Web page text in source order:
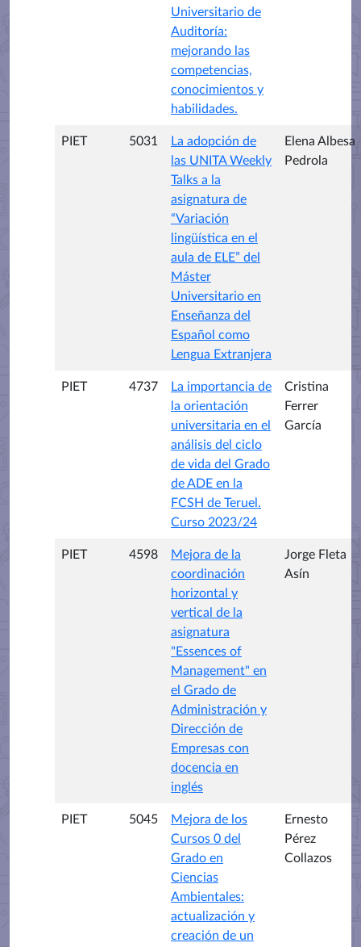
Universitario de
Auditoría:
mejorando las
competencias,
conocimientos y
habilidades.
PIET 5031
La adopción de
las UNITA Weekly
Talks a la
asignatura de
“Variación
lingüística en el
aula de ELE” del
Máster
Universitario en
Enseñanza del
Español como
Lengua Extranjera
Elena Albesa
Pedrola
PIET 4737
La importancia de
la orientación
universitaria en el
análisis del ciclo
de vida del Grado
de ADE en la
FCSH de Teruel.
Curso 2023/24
Cristina
Ferrer
García
PIET 4598
Mejora de la
coordinación
horizontal y
vertical de la
asignatura
"Essences of
Management" en
el Grado de
Administración y
Dirección de
Empresas con
docencia en
inglés
Jorge Fleta
Asín
PIET 5045
Mejora de los
Cursos 0 del
Grado en
Ciencias
Ambientales:
actualización y
creación de un
Ernesto
Pérez
Collazos